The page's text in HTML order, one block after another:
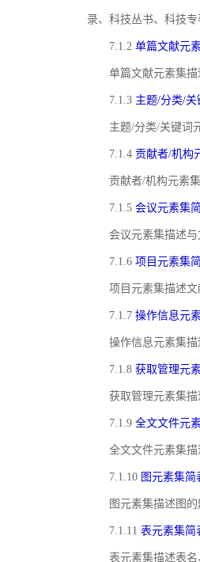
录、科技丛书、科技
7.1.2 单篇文献元
单篇文献元素集
7.1.3 主题/分类/
主题/分类/关键词
7.1.4 贡献者/机构
贡献者/机构元素
7.1.5 会议元素集
会议元素集描述
7.1.6 项目元素集
项目元素集描述
7.1.7 操作信息元
操作信息元素集
7.1.8 获取管理元
获取管理元素集
7.1.9 全文文件元
全文文件元素集
7.1.10 图元素集简
图元素集描述图
7.1.11 表元素集简
表元素集描述表